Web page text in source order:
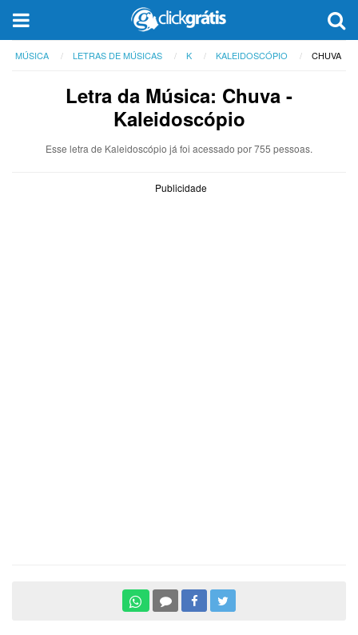
MÚSICA LETRAS DE MÚSICAS K KALEIDOSCÓPIO CHUVA
Letra da Música: Chuva -
Kaleidoscópio
Esse letra de Kaleidoscópio já foi acessado por 755 pessoas.
Publicidade